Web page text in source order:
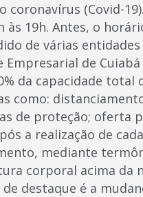
coronavírus (Covid-
às 19h. Antes, o
de várias
Empresarial de
da capacidade total
como:
de proteção; oferta
a realização de
mediante
corporal acima da
destaque é a